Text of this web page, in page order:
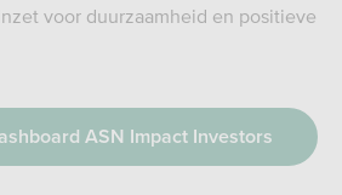
voor duurzaamheid en positieve
ASN Impact Investors